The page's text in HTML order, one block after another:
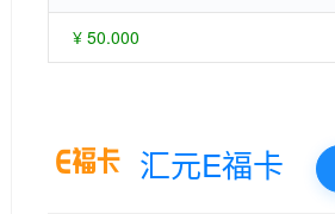
¥ 50.000
汇元E福卡